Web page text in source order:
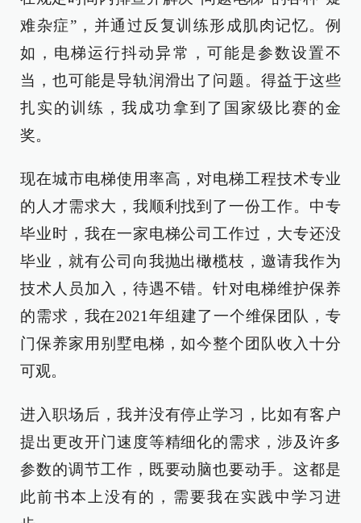
难杂症”，并通过反复训练形成肌肉记忆。例
如，电梯运行抖动异常，可能是参数设置不
当，也可能是导轨润滑出了问题。得益于这些
扎实的训练，我成功拿到了国家级比赛的金
奖。
现在城市电梯使用率高，对电梯工程技术专业
的人才需求大，我顺利找到了一份工作。中专
毕业时，我在一家电梯公司工作过，大专还没
毕业，就有公司向我抛出橄榄枝，邀请我作为
技术人员加入，待遇不错。针对电梯维护保养
的需求，我在2021年组建了一个维保团队，专
门保养家用别墅电梯，如今整个团队收入十分
可观。
进入职场后，我并没有停止学习，比如有客户
提出更改开门速度等精细化的需求，涉及许多
参数的调节工作，既要动脑也要动手。这都是
此前书本上没有的，需要我在实践中学习进